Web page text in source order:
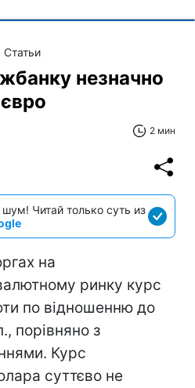
Статьи
незначно
2 мин
Читай только суть из
на
ринку курс
по відношенню до
порівняно з
Курс
суттєво не